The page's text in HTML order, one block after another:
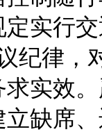
实行
纪律，
实效
缺席